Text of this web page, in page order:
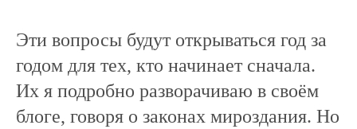
Эти вопросы будут открываться год за
годом для тех, кто начинает сначала.
Их я подробно разворачиваю в своём
блоге, говоря о законах мироздания. Но